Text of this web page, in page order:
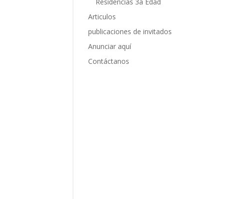
Articulos
publicaciones de invitados
Anunciar aquí
Contáctanos